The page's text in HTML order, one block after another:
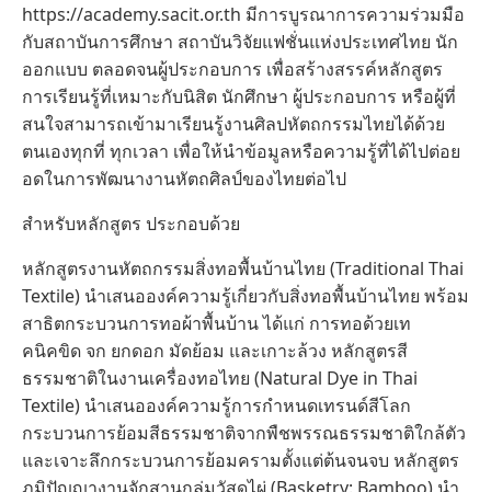
https://academy.sacit.or.th มีการบูรณาการความร่วมมือ
กับสถาบันการศึกษา สถาบันวิจัยแฟชั่นแห่งประเทศไทย นัก
ออกแบบ ตลอดจนผู้ประกอบการ เพื่อสร้างสรรค์หลักสูตร
การเรียนรู้ที่เหมาะกับนิสิต นักศึกษา ผู้ประกอบการ หรือผู้ที่
สนใจสามารถเข้ามาเรียนรู้งานศิลปหัตถกรรมไทยได้ด้วย
ตนเองทุกที่ ทุกเวลา เพื่อให้นำข้อมูลหรือความรู้ที่ได้ไปต่อย
อดในการพัฒนางานหัตถศิลป์ของไทยต่อไป
สำหรับหลักสูตร ประกอบด้วย
หลักสูตรงานหัตถกรรมสิ่งทอพื้นบ้านไทย (Traditional Thai
Textile) นำเสนอองค์ความรู้เกี่ยวกับสิ่งทอพื้นบ้านไทย พร้อม
สาธิตกระบวนการทอผ้าพื้นบ้าน ได้แก่ การทอด้วยเท
คนิคขิด จก ยกดอก มัดย้อม และเกาะล้วง หลักสูตรสี
ธรรมชาติในงานเครื่องทอไทย (Natural Dye in Thai
Textile) นำเสนอองค์ความรู้การกำหนดเทรนด์สีโลก
กระบวนการย้อมสีธรรมชาติจากพืชพรรณธรรมชาติใกล้ตัว
และเจาะลึกกระบวนการย้อมครามตั้งแต่ต้นจนจบ หลักสูตร